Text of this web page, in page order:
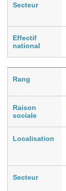
Secteur
Effectif
national
Rang
Raison
sociale
Localisation
Secteur